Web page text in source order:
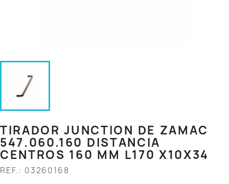
TIRADOR JUNCTION DE ZAMAC
547.060.160 DISTANCIA
CENTROS 160 MM L170 X10X34
REF.: 03260168